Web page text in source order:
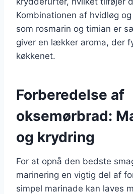
Kombinationen af hvidløg
som rosmarin og timian er
giver en lækker aroma, der
køkkenet.
Forberedelse af
oksemørbrad:
og krydring
For at opnå den bedste
marinering en vigtig del af
simpel marinade kan laves